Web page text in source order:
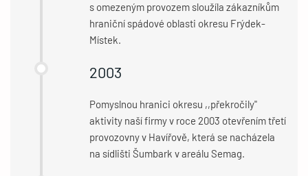
s omezeným provozem sloužíla zákazníkům
hraniční spádové oblasti okresu Frýdek-
Místek.
2003
Pomyslnou hranici okresu ,,překročily"
aktivity naší firmy v roce 2003 otevřením třetí
provozovny v Havířově, která se nacházela
na sídlišti Šumbark v areálu Semag.